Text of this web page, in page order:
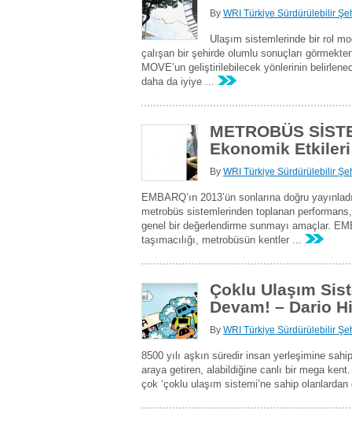
By WRI Türkiye Sürdürülebilir
Ulaşım sistemlerinde bir rol
çalışan bir şehirde olumlu sonuçları
MOVE’un geliştirilebilecek yönlerinin
daha da iyiye ...
METROBÜS
Ekonomik
By WRI Türkiye Sürdürülebilir
EMBARQ’ın 2013’ün sonlarına doğru
metrobüs sistemlerinden toplanan
genel bir değerlendirme sunmayı amaçlar.
taşımacılığı, metrobüsün kentler ...
Çoklu Ulaşım
Devam! – Dario
By WRI Türkiye Sürdürülebilir
8500 yılı aşkın süredir insan yerleşimine
araya getiren, alabildiğine canlı bir mega
çok ‘çoklu ulaşım sistemi’ne sahip